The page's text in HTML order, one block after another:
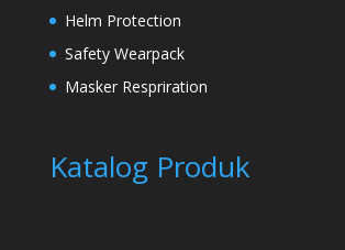
Helm Protection
Safety Wearpack
Masker Respriration
Katalog Produk